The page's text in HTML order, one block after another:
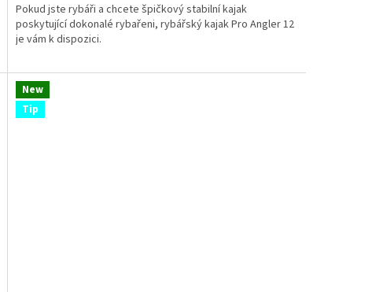
4,5
out
of
stars.
Pokud jste rybáři a chcete špičkový stabilní kajak
poskytující dokonalé rybařeni, rybářský kajak Pro Angler 12
je vám k dispozici.
New
Tip